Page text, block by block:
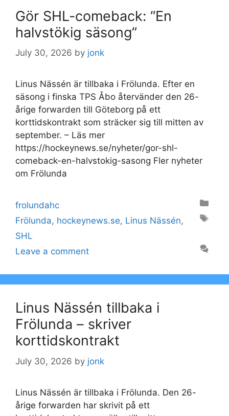
Gör SHL-comeback: “En
halvstökig säsong”
July 30, 2026 by jonk
Linus Nässén är tillbaka i Frölunda. Efter en
säsong i finska TPS Åbo återvänder den 26-
årige forwarden till Göteborg på ett
korttidskontrakt som sträcker sig till mitten av
september. – Läs mer
https://hockeynews.se/nyheter/gor-shl-
comeback-en-halvstokig-sasong Fler nyheter
om Frölunda
Categories
frolundahc
Tags
Frölunda, hockeynews.se, Linus Nässén,
SHL
Leave a comment
Linus Nässén tillbaka i
Frölunda – skriver
korttidskontrakt
July 30, 2026 by jonk
Linus Nässén är tillbaka i Frölunda. Den 26-
årige forwarden har skrivit på ett